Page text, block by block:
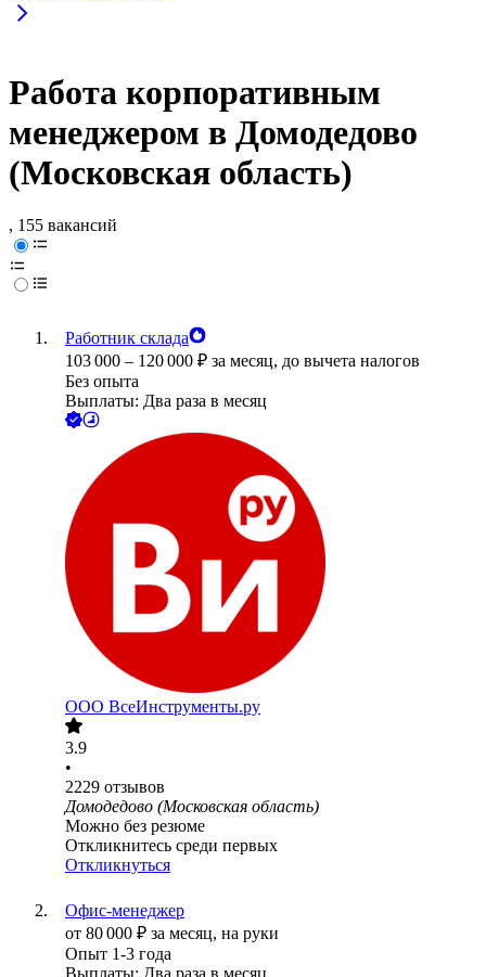
Работа корпоративным
менеджером в Домодедово
(Московская область)
, 155 вакансий
Работник склада
103 000 – 120 000 ₽ за месяц, до вычета налогов
Без опыта
Выплаты: Два раза в месяц
ООО ВсеИнструменты.ру
3.9
•
2229 отзывов
Домодедово (Московская область)
Можно без резюме
Откликнитесь среди первых
Откликнуться
Офис-менеджер
от 80 000 ₽ за месяц, на руки
Опыт 1-3 года